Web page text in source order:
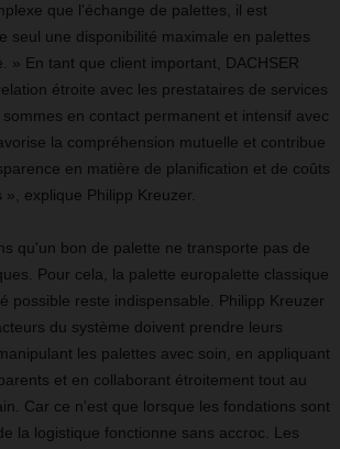
que l'échange de palettes, il est
seul une disponibilité maximale en palettes
» En tant que client important, DACHSER
étroite avec les prestataires de services
en contact permanent et intensif avec
la compréhension mutuelle et contribue
en matière de planification et de coûts
explique Philipp Kreuzer.
qu'un bon de palette ne transporte pas de
Pour cela, la palette europalette classique
possible reste indispensable. Philipp Kreuzer
du système doivent prendre leurs
les palettes avec soin, en appliquant
et en collaborant étroitement tout au
Car ce n'est que lorsque les fondations sont
la logistique fonctionne sans accroc. Les